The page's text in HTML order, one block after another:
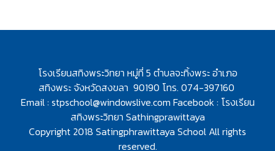
โรงเรียนสทิงพระวิทยา หมู่ที่ 5 ตำบลจะทิ้งพระ อำเภอ
สทิงพระจังหวัดสงขลา 90190 โทร. 074-397160
Email : stpschool@windowslive.com Facebook : โรงเรียน
สทิงพระวิทยา Sathingprawittaya
Copyright 2018 Satingphrawittaya School All rights
reserved.